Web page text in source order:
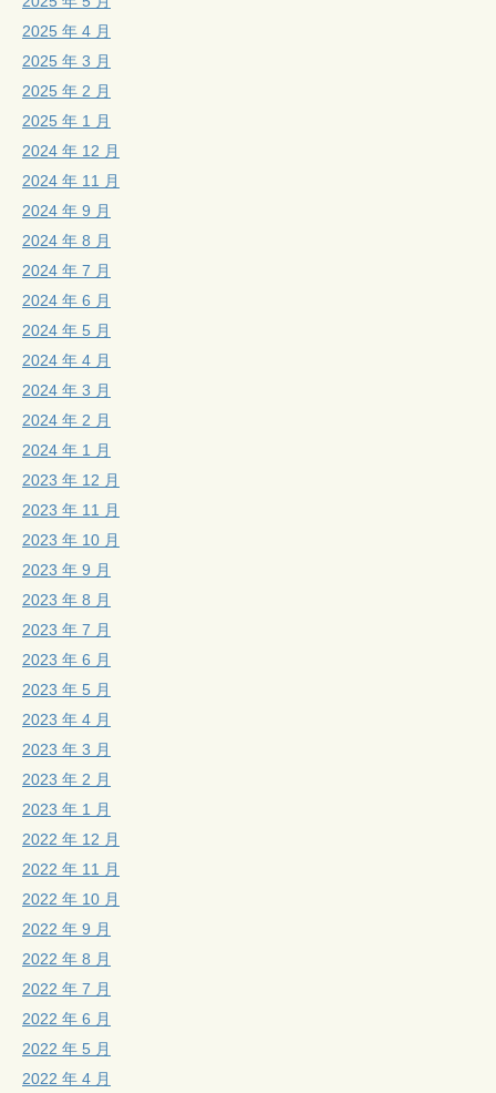
2025 年 4 月
2025 年 3 月
2025 年 2 月
2025 年 1 月
2024 年 12 月
2024 年 11 月
2024 年 9 月
2024 年 8 月
2024 年 7 月
2024 年 6 月
2024 年 5 月
2024 年 4 月
2024 年 3 月
2024 年 2 月
2024 年 1 月
2023 年 12 月
2023 年 11 月
2023 年 10 月
2023 年 9 月
2023 年 8 月
2023 年 7 月
2023 年 6 月
2023 年 5 月
2023 年 4 月
2023 年 3 月
2023 年 2 月
2023 年 1 月
2022 年 12 月
2022 年 11 月
2022 年 10 月
2022 年 9 月
2022 年 8 月
2022 年 7 月
2022 年 6 月
2022 年 5 月
2022 年 4 月